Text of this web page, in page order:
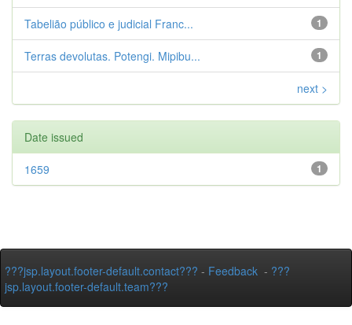
1
Tabelião público e judicial Franc...
1
Terras devolutas. Potengi. Mipibu...
next >
Date issued
1
1659
???jsp.layout.footer-default.contact??? - Feedback - ???
jsp.layout.footer-default.team???